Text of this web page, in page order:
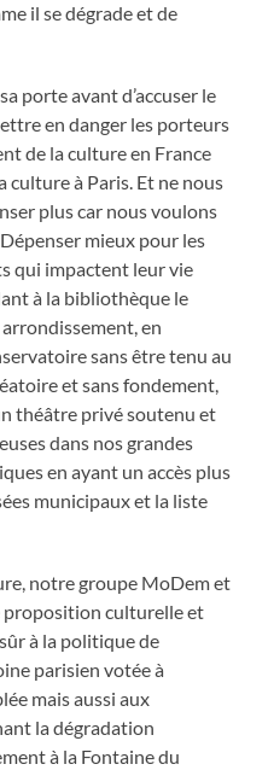
il se dégrade et de
porte avant d’accuser le
en danger les porteurs
de la culture en France
culture à Paris. Et ne nous
plus car nous voulons
mieux pour les
qui impactent leur vie
à la bibliothèque le
en
sans être tenu au
et sans fondement,
théâtre privé soutenu et
dans nos grandes
en ayant un accès plus
municipaux et la liste
notre groupe MoDem et
proposition culturelle et
à la politique de
parisien votée à
mais aussi aux
la dégradation
à la Fontaine du